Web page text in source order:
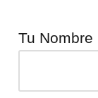
Tu Nombre